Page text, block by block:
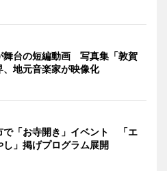
舞台の短編動画 写真集「敦賀
、地元音楽家が映像化
で「お寺開き」イベント 「エ
し」掲げプログラム展開